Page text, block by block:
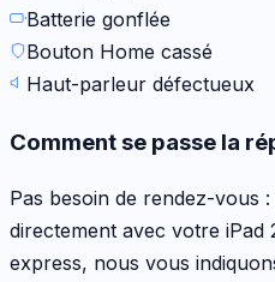
Batterie gonflée
Bouton Home cassé
Haut-parleur défectueux
Comment se passe la
Pas besoin de rendez-vous
directement avec votre iPad
express, nous vous